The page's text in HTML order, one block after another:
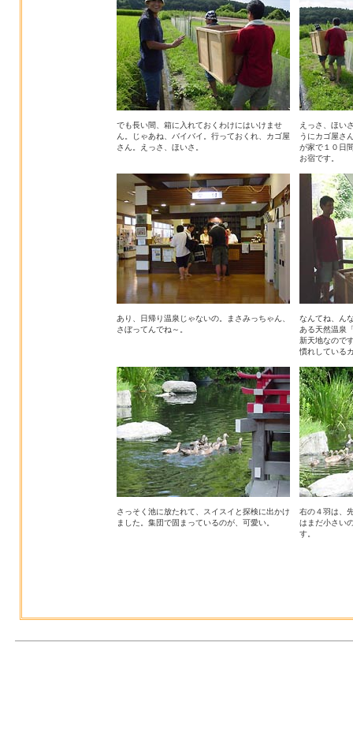
でも長い間、箱に入れておくわけにはいけませ
ん。じゃあね、バイバイ。行っておくれ、カゴ屋
さん。えっさ、ほいさ。
えっさ、ほい
うにカゴ屋さ
が家で１０日
お宿です。
あり、日帰り温泉じゃないの。まさみっちゃん、
さぼってんでね～。
なんてね、ん
ある天然温泉
新天地なので
慣れしている
さっそく池に放たれて、スイスイと探検に出かけ
ました。集団で固まっているのが、可愛い。
右の４羽は、
はまだ小さい
す。